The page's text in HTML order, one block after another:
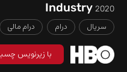
Industry2020
سریال درام درام مالی
با زیرنویس